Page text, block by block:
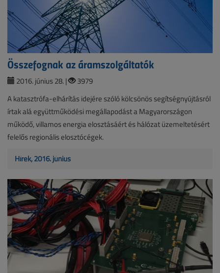
Összefognak az áramszolgáltatók
2016. június 28. |
3979
A katasztrófa-elhárítás idejére szóló kölcsönös segítségnyújtásról
írtak alá együttműködési megállapodást a Magyarországon
működő, villamos energia elosztásáért és hálózat üzemeltetésért
felelős regionális elosztócégek.
Hírek, 2016. június